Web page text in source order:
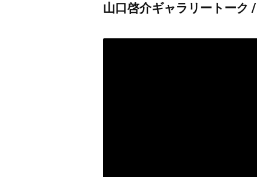
山口啓介ギャラリートーク